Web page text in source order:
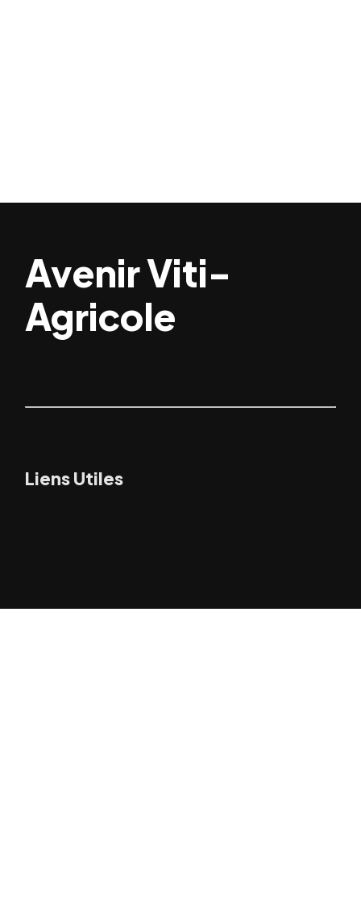
Avenir Viti-
Agricole
Liens Utiles